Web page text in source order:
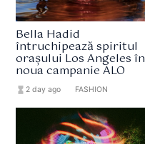
Bella Hadid
întruchipează spiritul
orașului Los Angeles în
noua campanie ALO
hourglass_full 2 day ago FASHION